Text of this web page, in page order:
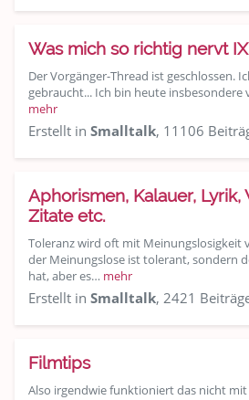
Was mich so richtig nervt IX
Der Vorgänger-Thread ist geschlossen.
gebraucht... Ich bin heute
mehr
Erstellt in Smalltalk, 11106
Aphorismen, Kalauer, Lyrik,
Zitate etc.
Toleranz wird oft mit Meinungslosigkeit
der Meinungslose ist tolerant, sondern
hat, aber es… mehr
Erstellt in Smalltalk, 2421
Filmtips
Also irgendwie funktioniert das nicht mit